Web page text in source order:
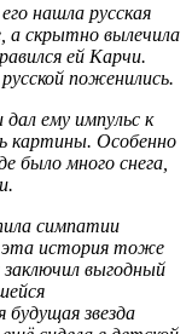
нашла русская
а скрытно вылечила
ей Карчи.
поженились.
ему импульс к
картины. Особенно
было много снега,
симпатии
эта история тоже
выгодный
звезда